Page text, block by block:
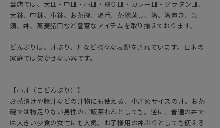
当店では、大皿・中皿・小皿・取り皿・カレー皿・グラタン皿、
大鉢、中鉢、小鉢、お茶碗、湯呑、茶碗蒸し、箸、箸置き、急
須、丼、蕎麦猪口など豊富なアイテムを取り揃えております。
どんぶりは、丼ぶり、丼など様々な表記をされています。日本の
家庭では欠かせない器です。
【小丼（こどんぶり）】
お茶漬けや豚汁などの汁物にも使える、小さめサイズの丼。お茶
碗では物足りない男性のご飯茶わんとしても。逆に、普通の丼で
は大きい少食の女性にも人気。お子様用の丼ぶりとしても使える